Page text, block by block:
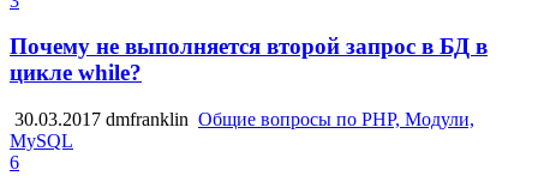
Почему не выполняется второй запрос в БД в
цикле while?
30.03.2017 dmfranklin Общие вопросы по PHP, Модули,
MySQL
6